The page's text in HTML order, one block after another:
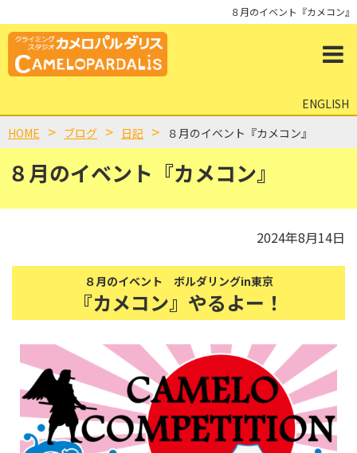
８月のイベント『カメコン』
ENGLISH
８月のイベント『カメコン』
HOME ブログ 日記 ８月のイベント『カメコン』
2024年8月14日
８月のイベント ボルダリングin東京
『カメコン』やるよー！